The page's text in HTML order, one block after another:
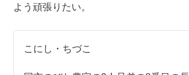
よう頑張りたい。
こにし・ちづこ